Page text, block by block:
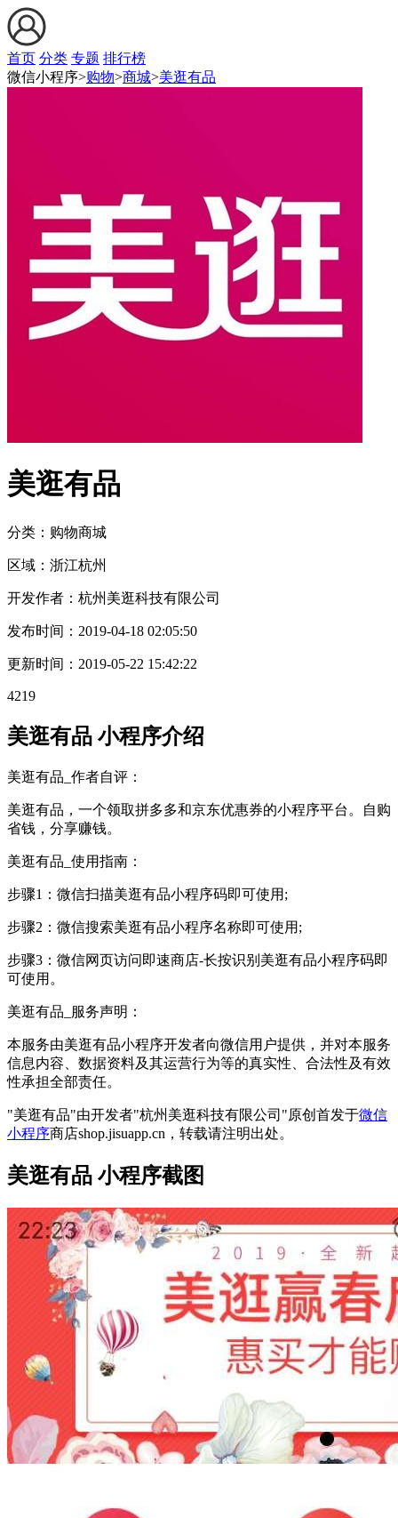
首页 分类 专题 排行榜
微信小程序>购物>商城>美逛有品
美逛有品
分类：购物商城
区域： 浙江杭州
开发作者： 杭州美逛科技有限公司
发布时间： 2019-04-18 02:05:50
更新时间： 2019-05-22 15:42:22
4219
美逛有品 小程序介绍
美逛有品_作者自评：
美逛有品，一个领取拼多多和京东优惠券的小程序平台。自购
省钱，分享赚钱。
美逛有品_使用指南：
步骤1：微信扫描美逛有品小程序码即可使用;
步骤2：微信搜索美逛有品小程序名称即可使用;
步骤3：微信网页访问即速商店-长按识别美逛有品小程序码即
可使用。
美逛有品_服务声明：
本服务由美逛有品小程序开发者向微信用户提供，并对本服务
信息内容、数据资料及其运营行为等的真实性、合法性及有效
性承担全部责任。
"美逛有品"由开发者"杭州美逛科技有限公司"原创首发于微信
小程序商店shop.jisuapp.cn，转载请注明出处。
美逛有品 小程序截图